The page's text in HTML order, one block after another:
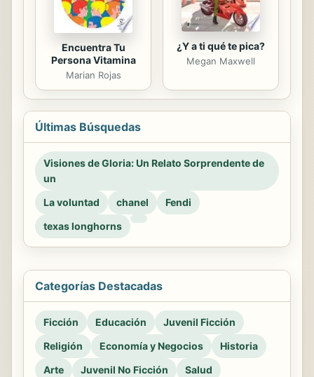
Encuentra Tu
Persona Vitamina
Marian Rojas
¿Y a ti qué te pica?
Megan Maxwell
Últimas Búsquedas
Visiones de Gloria: Un Relato Sorprendente de
un
La voluntad
chanel
Fendi
texas longhorns
Categorías Destacadas
Ficción Educación
Juvenil Ficción
Religión
Economía y Negocios
Historia
Arte
Juvenil No Ficción Salud